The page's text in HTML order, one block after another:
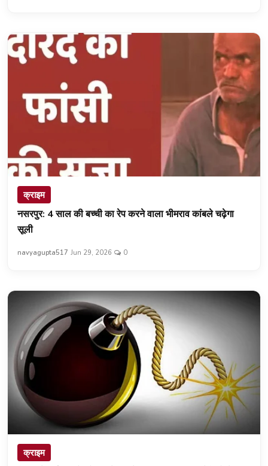
क्राइम
नसरपुर: 4 साल की बच्ची का रेप करने वाला भीमराव कांबले चढ़ेगा
सूली
navyagupta517 Jun 29, 2026 0
क्राइम